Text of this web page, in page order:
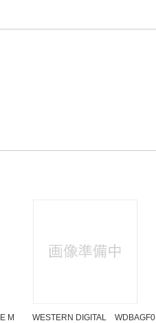
M
WESTERN DIGITAL WDBAGF0